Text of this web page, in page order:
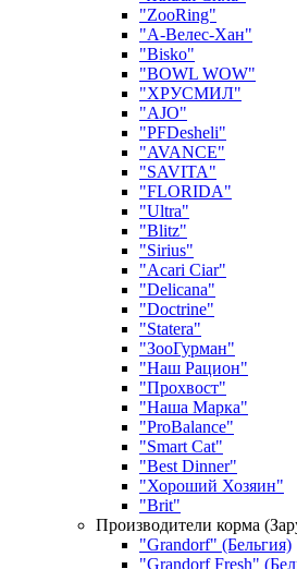
"ZooRing"
"А-Велес-Хан"
"Bisko"
"BOWL WOW"
"ХРУСМИЛ"
"AJO"
"PFDesheli"
"AVANCE"
"SAVITA"
"FLORIDA"
"Ultra"
"Blitz"
"Sirius"
"Acari Ciar"
"Delicana"
"Doctrine"
"Statera"
"ЗооГурман"
"Наш Рацион"
"Прохвост"
"Наша Марка"
"ProBalance"
"Smart Cat"
"Best Dinner"
"Хороший Хозяин"
"Brit"
Производители корма
"Grandorf" (Бельгия)
"Grandorf Fresh"